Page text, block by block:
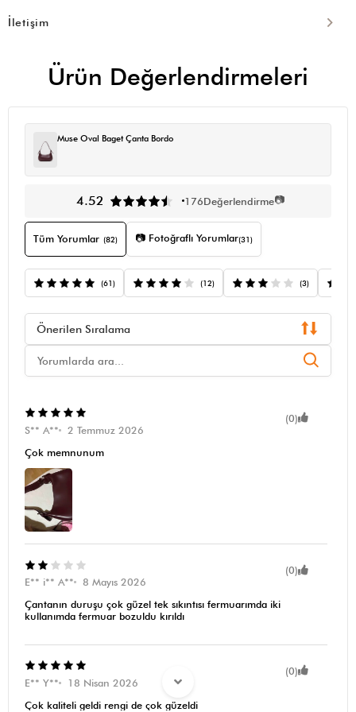
İletişim
Ürün Değerlendirmeleri
Muse Oval Baget Çanta Bordo
4.52 176Değerlendirme📷
Tüm Yorumlar (82) 📷 Fotoğraflı Yorumlar(31)
(61) (12) (3)
Önerilen Sıralama
(0)
S** A**
2 Temmuz 2026
Çok memnunum
(0)
E** i** A**
8 Mayıs 2026
Çantanın duruşu çok güzel tek sıkıntısı fermuarımda iki
kullanımda fermuar bozuldu kırıldı
(0)
E** Y**
18 Nisan 2026
Çok kaliteli geldi rengi de çok güzeldi